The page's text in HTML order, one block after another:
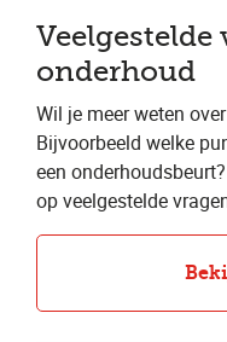
Veelgestelde
onderhoud
Wil je meer weten
Bijvoorbeeld welke
een
op veelgestelde